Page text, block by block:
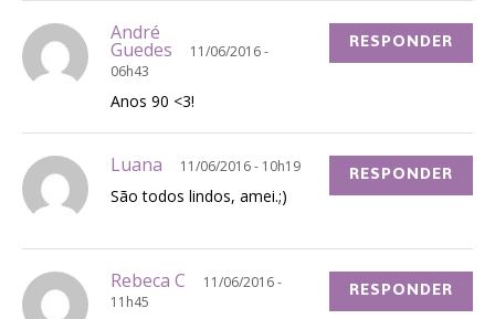
André
Guedes
11/06/2016 -
06h43
Anos 90 <3!
RESPONDER
Luana 11/06/2016 - 10h19
São todos lindos, amei.;)
RESPONDER
Rebeca C
11/06/2016 -
11h45
RESPONDER